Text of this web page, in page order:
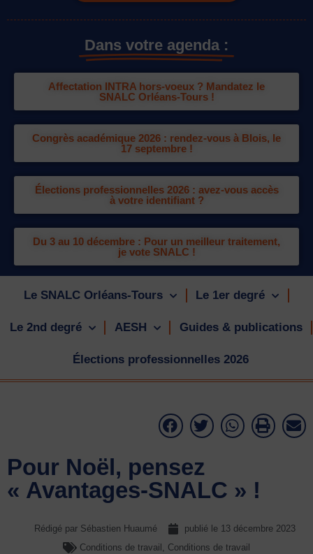
Dans votre agenda :
Affectation INTRA hors-voeux ? Mandatez le
SNALC Orléans-Tours !
Congrès académique 2026 : rendez-vous à Blois, le
17 septembre !
Élections professionnelles 2026 : avez-vous accès
à votre identifiant ?
Du 3 au 10 décembre : Pour un meilleur traitement,
je vote SNALC !
Le SNALC Orléans-Tours Le 1er degré
Le 2nd degré AESH Guides & publications
Élections professionnelles 2026
Pour Noël, pensez
« Avantages-SNALC » !
Rédigé par Sébastien Huaumé publié le 13 décembre 2023
Conditions de travail , Conditions de travail